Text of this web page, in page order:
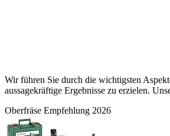
Wir führen Sie durch die wichtigsten
aussagekräftige Ergebnisse zu erzielen.
Oberfräse Empfehlung 2026